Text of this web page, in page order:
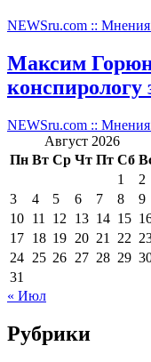
NEWSru.com :: Мнения
Максим
конспирологу
NEWSru.com :: Мнения
Август 2026
Пн Вт Ср Чт Пт Сб
1
2
3
4 5 6 7 8
9
10 11 12 13 14 15
17 18 19 20 21 22
24 25 26 27 28 29
31
« Июл
Рубрики